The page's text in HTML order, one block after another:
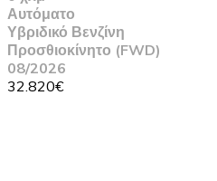
Αυτόματο
Υβριδικό Βενζίνη
Προσθιοκίνητο (FWD)
08/2026
32.820€